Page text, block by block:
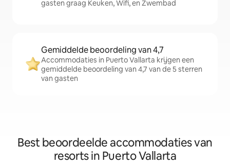
gasten graag Keuken, Wifi, en Zwembad
Gemiddelde beoordeling van 4,7
Accommodaties in Puerto Vallarta krijgen een
gemiddelde beoordeling van 4,7 van de 5 sterren
van gasten
Best beoordeelde accommodaties van
resorts in Puerto Vallarta